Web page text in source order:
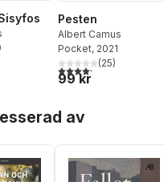
Totalt antal röster:
Pesten
Albert Camus
Pocket, 2021
4,2utav 5 stjärnor.
(25)
99 kr
av